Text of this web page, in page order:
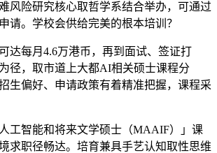
风险研究核心取哲学系结合举办，可通过
请。学校会供给完美的根本培训？
每月4.6万港币，再到面试、签证打
径，取市道上大都AI相关硕士课程分
生偏好、申请政策有着精准把握，课程采
智能和将来文学硕士（MAAIF）」课
求职径畅达。培育兼具手艺认知取性思维